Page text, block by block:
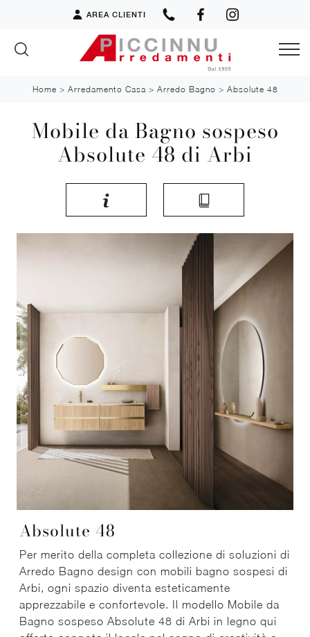
AREA CLIENTI
Home > Arredamento Casa > Arredo Bagno > Absolute 48
Mobile da Bagno sospeso
Absolute 48 di Arbi
Absolute 48
Per merito della completa collezione di soluzioni di
Arredo Bagno design con mobili bagno sospesi di
Arbi, ogni spazio diventa esteticamente
apprezzabile e confortevole. Il modello Mobile da
Bagno sospeso Absolute 48 di Arbi in legno qui